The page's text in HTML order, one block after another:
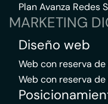
Plan Avanza Redes
MARKETING
Diseño web
Web con reserva
Web con reserva de